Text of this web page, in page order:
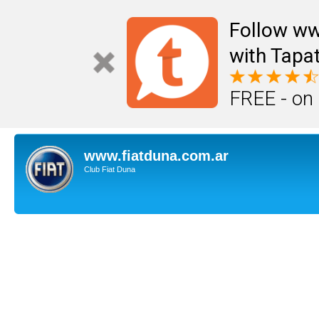
Follow
with
FREE -
www.fiatduna.com.ar
Club Fiat Duna